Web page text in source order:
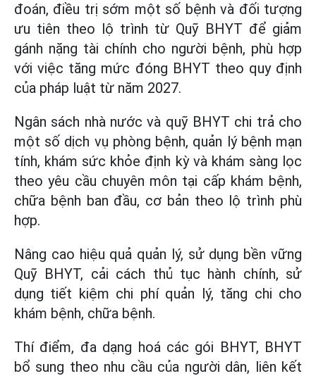
đoán, điều trị sớm một số bệnh và đối tượng
ưu tiên theo lộ trình từ Quỹ BHYT để giảm
gánh nặng tài chính cho người bệnh, phù hợp
với việc tăng mức đóng BHYT theo quy định
của pháp luật từ năm 2027.
Ngân sách nhà nước và quỹ BHYT chi trả cho
một số dịch vụ phòng bệnh, quản lý bệnh mạn
tính, khám sức khỏe định kỳ và khám sàng lọc
theo yêu cầu chuyên môn tại cấp khám bệnh,
chữa bệnh ban đầu, cơ bản theo lộ trình phù
hợp.
Nâng cao hiệu quả quản lý, sử dụng bền vững
Quỹ BHYT, cải cách thủ tục hành chính, sử
dụng tiết kiệm chi phí quản lý, tăng chi cho
khám bệnh, chữa bệnh.
Thí điểm, đa dạng hoá các gói BHYT, BHYT
bổ sung theo nhu cầu của người dân, liên kết